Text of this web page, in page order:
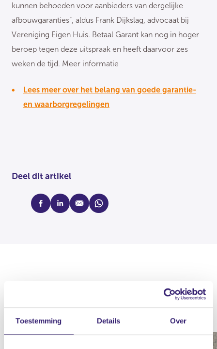
Toestemming Details Over
kunnen behoeden voor aanbieders van dergelijke
afbouwgaranties”, aldus Frank Dijkslag, advocaat bij
Vereniging Eigen Huis. Betaal Garant kan nog in hoger
beroep tegen deze uitspraak en heeft daarvoor zes
weken de tijd. Meer informatie
Lees meer over het belang van goede garantie-
en waarborgregelingen
Deel dit artikel
facebooklinkedinmail whatsapp
Actueel